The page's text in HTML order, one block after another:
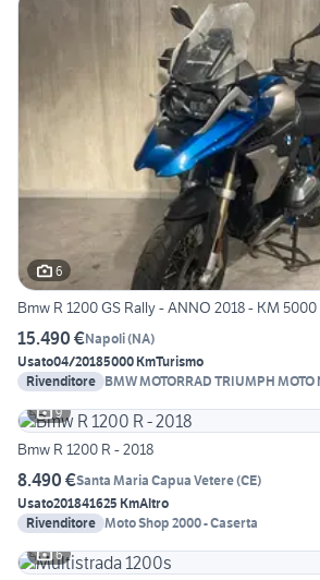
6
Bmw R 1200 GS Rally - ANNO 2018 - KM 5000
15.490 €Napoli(NA)
Usato04/20185000 KmTurismo
Rivenditore BMW MOTORRAD TRIUMPH MOTO NAPOLI Moto Shop
9
Bmw R 1200 R - 2018
8.490 €Santa Maria Capua Vetere(CE)
Usato201841625 KmAltro
Rivenditore Moto Shop 2000 - Caserta
6